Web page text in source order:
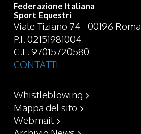
Federazione Italiana
Sport Equestri
Viale Tiziano 74 - 00196 Roma
P.I. 02151981004
C.F. 97015720580
CONTATTI
Whistleblowing
Mappa del sito
Webmail